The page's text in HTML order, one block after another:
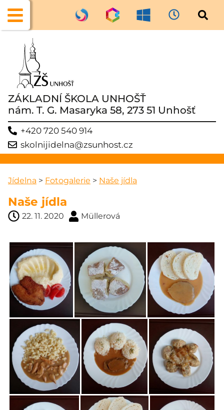
ZÁKLADNÍ ŠKOLA UNHOŠŤ
nám. T. G. Masaryka 58, 273 51 Unhošť
+420 720 540 914
skolnijidelna@zsunhost.cz
Jídelna > Fotogalerie > Naše jídla
Naše jídla
22. 11. 2020 Müllerová